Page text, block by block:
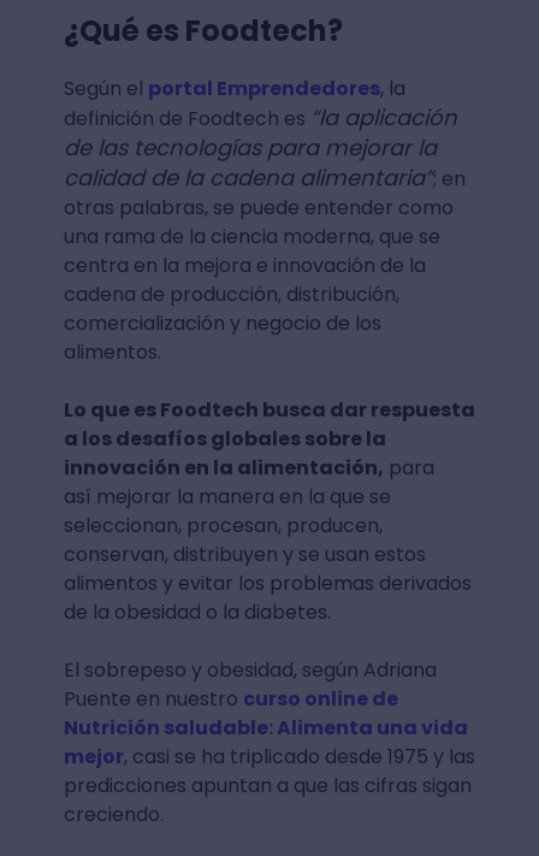
¿Qué es Foodtech?
Según el portal Emprendedores, la
definición de Foodtech es “la aplicación
de las tecnologías para mejorar la
calidad de la cadena alimentaria”; en
otras palabras, se puede entender como
una rama de la ciencia moderna, que se
centra en la mejora e innovación de la
cadena de producción, distribución,
comercialización y negocio de los
alimentos.
Lo que es Foodtech busca dar respuesta
a los desafíos globales sobre la
innovación en la alimentación, para
así mejorar la manera en la que se
seleccionan, procesan, producen,
conservan, distribuyen y se usan estos
alimentos y evitar los problemas derivados
de la obesidad o la diabetes.
El sobrepeso y obesidad, según Adriana
Puente en nuestro curso online de
Nutrición saludable: Alimenta una vida
mejor, casi se ha triplicado desde 1975 y las
predicciones apuntan a que las cifras sigan
creciendo.